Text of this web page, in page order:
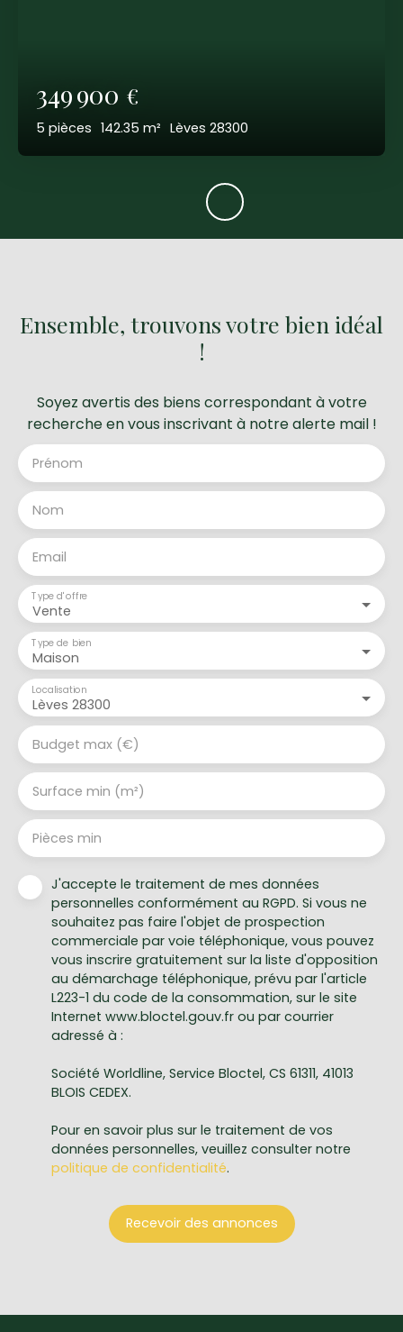
349 900 €
5 pièces 142.35 m² Lèves 28300
Ensemble, trouvons votre bien idéal
!
Soyez avertis des biens correspondant à votre
recherche en vous inscrivant à notre alerte mail !
Prénom
Nom
Email
Vente
Type d'offre
Maison
Type de bien
Lèves 28300
Localisation
Budget max (€)
Surface min (m²)
Pièces min
J'accepte le traitement de mes données
personnelles conformément au RGPD. Si vous ne
souhaitez pas faire l'objet de prospection
commerciale par voie téléphonique, vous pouvez
vous inscrire gratuitement sur la liste d'opposition
au démarchage téléphonique, prévu par l'article
L223-1 du code de la consommation, sur le site
Internet www.bloctel.gouv.fr ou par courrier
adressé à :
Société Worldline, Service Bloctel, CS 61311, 41013
BLOIS CEDEX.
Pour en savoir plus sur le traitement de vos
données personnelles, veuillez consulter notre
politique de confidentialité.
Recevoir des annonces